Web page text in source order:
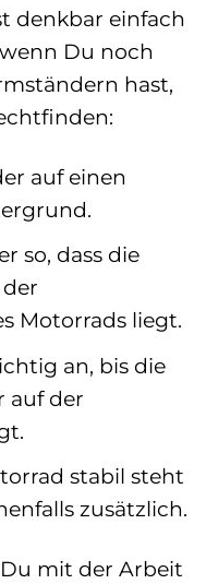
denkbar einfach
Du noch
hast,
auf einen
so, dass die
Motorrads liegt.
an, bis die
auf der
stabil steht
zusätzlich.
mit der Arbeit